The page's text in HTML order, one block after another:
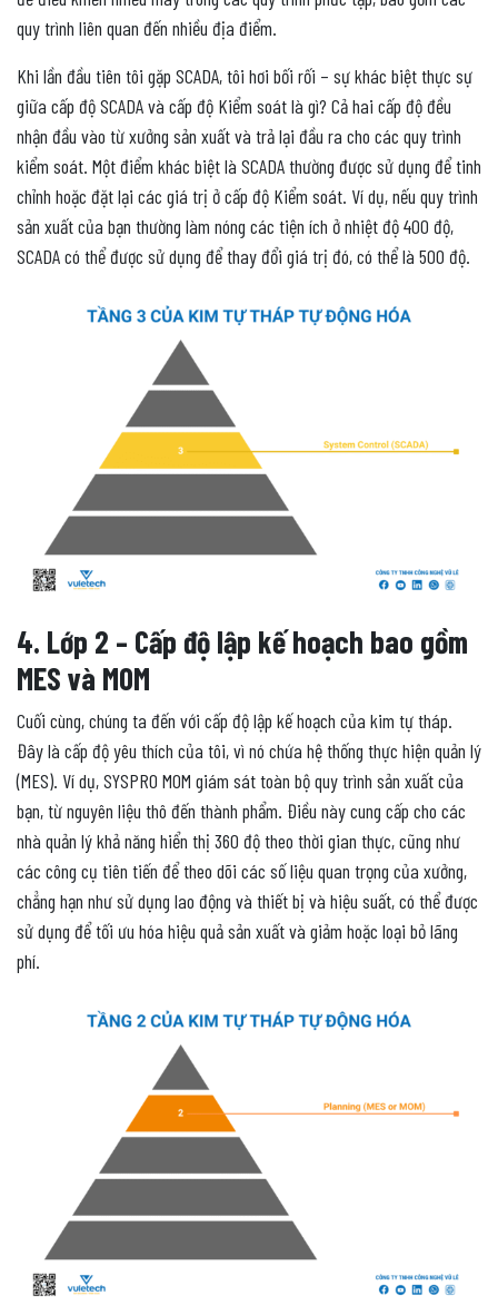
quy trình liên quan đến nhiều địa điểm.
Khi lần đầu tiên tôi gặp SCADA, tôi hơi bối rối – sự khác biệt thực sự
giữa cấp độ SCADA và cấp độ Kiểm soát là gì? Cả hai cấp độ đều
nhận đầu vào từ xưởng sản xuất và trả lại đầu ra cho các quy trình
kiểm soát. Một điểm khác biệt là SCADA thường được sử dụng để tinh
chỉnh hoặc đặt lại các giá trị ở cấp độ Kiểm soát. Ví dụ, nếu quy trình
sản xuất của bạn thường làm nóng các tiện ích ở nhiệt độ 400 độ,
SCADA có thể được sử dụng để thay đổi giá trị đó, có thể là 500 độ.
4. Lớp 2 – Cấp độ lập kế hoạch bao gồm
MES và MOM
Cuối cùng, chúng ta đến với cấp độ lập kế hoạch của kim tự tháp.
Đây là cấp độ yêu thích của tôi, vì nó chứa hệ thống thực hiện quản lý
(MES). Ví dụ, SYSPRO MOM giám sát toàn bộ quy trình sản xuất của
bạn, từ nguyên liệu thô đến thành phẩm. Điều này cung cấp cho các
nhà quản lý khả năng hiển thị 360 độ theo thời gian thực, cũng như
các công cụ tiên tiến để theo dõi các số liệu quan trọng của xưởng,
chẳng hạn như sử dụng lao động và thiết bị và hiệu suất, có thể được
sử dụng để tối ưu hóa hiệu quả sản xuất và giảm hoặc loại bỏ lãng
phí.